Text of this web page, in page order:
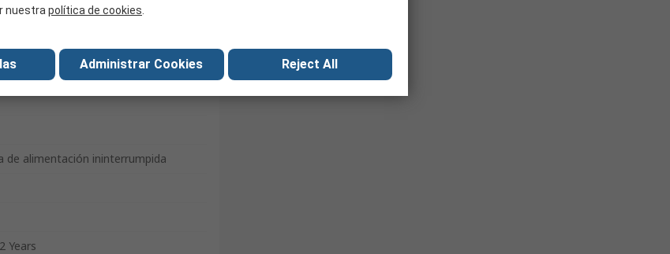
de alimentación ininterrumpida
Years
nuestra política de cookies
Administrar Cookies Reject All